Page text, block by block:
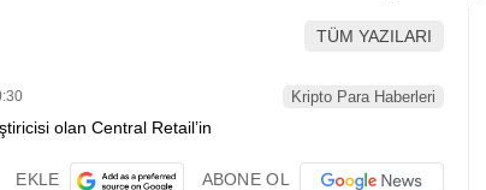
TÜM YAZILARI
Kripto Para Haberleri
EKLE ABONE OL